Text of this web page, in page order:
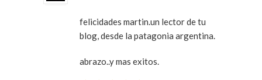
felicidades martin.un lector de tu
blog, desde la patagonia argentina.
abrazo..y mas exitos.